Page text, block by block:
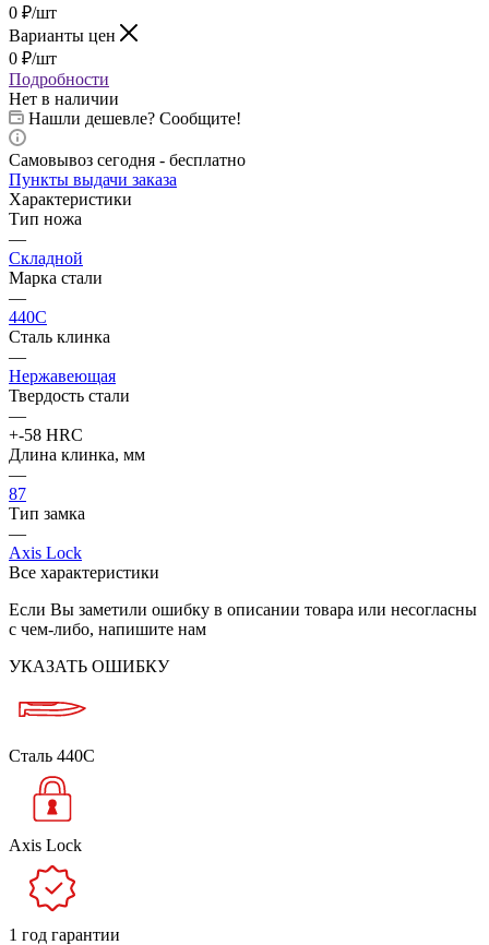
0 ₽/шт
Варианты цен
0 ₽/шт
Подробности
Нет в наличии
Нашли дешевле? Сообщите!
Самовывоз сегодня - бесплатно
Пункты выдачи заказа
Характеристики
Тип ножа
—
Складной
Марка стали
—
440C
Сталь клинка
—
Нержавеющая
Твердость стали
—
+-58 HRC
Длина клинка, мм
—
87
Тип замка
—
Axis Lock
Все характеристики
Если Вы заметили ошибку в описании товара или несогласны
с чем-либо, напишите нам
УКАЗАТЬ ОШИБКУ
Сталь 440C
Axis Lock
1 год гарантии